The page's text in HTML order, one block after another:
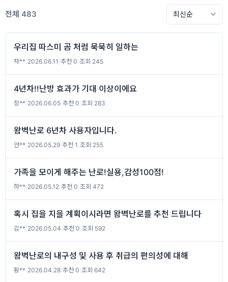
전체 483
우리집 따스미 곰 처럼 묵묵히 일하는
차** 2026.06.11 추천 0 조회 245
4년차!!난방 효과가 기대 이상이에요
장** 2026.06.05 추천 0 조회 283
왐벽난로 6년차 사용자입니다.
안** 2026.05.29 추천 1 조회 255
가족을 모이게 해주는 난로!실용,감성100점!
하** 2026.05.12 추천 0 조회 472
혹시 집을 지을 계획이시라면 왐벽난로를 추천 드립니다
김** 2026.05.04 추천 0 조회 592
왐벽난로의 내구성 및 사용 후 취급의 편의성에 대해
황** 2026.04.28 추천 0 조회 642